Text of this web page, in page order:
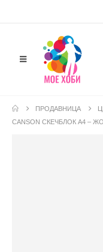
ПРОДАВНИЦА
CANSON СКЕЧБЛОК А4 –